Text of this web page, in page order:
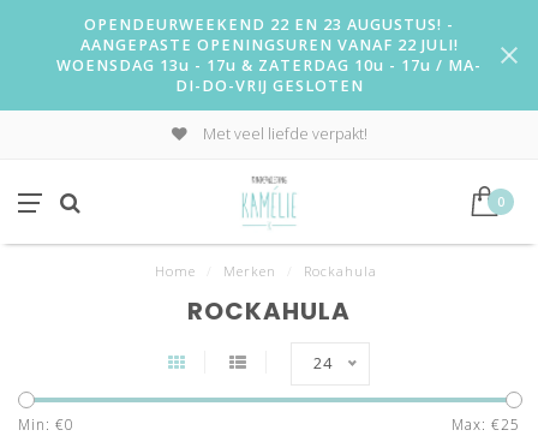
OPENDEURWEEKEND 22 EN 23 AUGUSTUS! -
AANGEPASTE OPENINGSUREN VANAF 22 JULI!
WOENSDAG 13u - 17u & ZATERDAG 10u - 17u / MA-
DI-DO-VRIJ GESLOTEN
Met veel liefde verpakt!
0
Home Merken Rockahula
ROCKAHULA
24
Min: €0 Max: €25